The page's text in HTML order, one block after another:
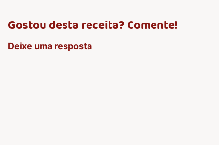
Gostou desta receita? Comente!
Deixe uma resposta